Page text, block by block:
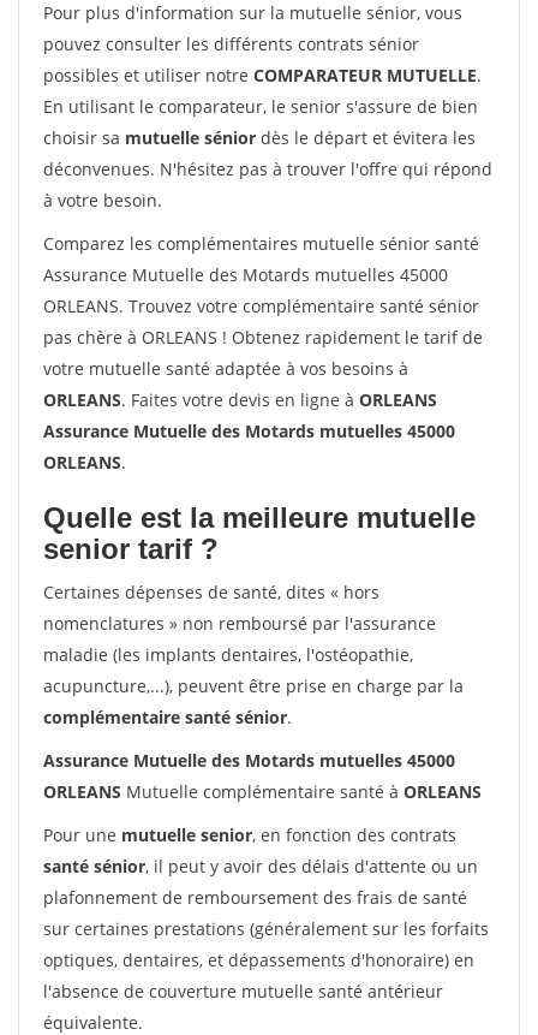
Pour plus d'information sur la mutuelle sénior, vous
pouvez consulter les différents contrats sénior
possibles et utiliser notre COMPARATEUR MUTUELLE.
En utilisant le comparateur, le senior s'assure de bien
choisir sa mutuelle sénior dès le départ et évitera les
déconvenues. N'hésitez pas à trouver l'offre qui répond
à votre besoin.
Comparez les complémentaires mutuelle sénior santé
Assurance Mutuelle des Motards mutuelles 45000
ORLEANS. Trouvez votre complémentaire santé sénior
pas chère à ORLEANS ! Obtenez rapidement le tarif de
votre mutuelle santé adaptée à vos besoins à
ORLEANS. Faites votre devis en ligne à ORLEANS
Assurance Mutuelle des Motards mutuelles 45000
ORLEANS.
Quelle est la meilleure mutuelle
senior tarif ?
Certaines dépenses de santé, dites « hors
nomenclatures » non remboursé par l'assurance
maladie (les implants dentaires, l'ostéopathie,
acupuncture,...), peuvent être prise en charge par la
complémentaire santé sénior.
Assurance Mutuelle des Motards mutuelles 45000
ORLEANS Mutuelle complémentaire santé à ORLEANS
Pour une mutuelle senior, en fonction des contrats
santé sénior, il peut y avoir des délais d'attente ou un
plafonnement de remboursement des frais de santé
sur certaines prestations (généralement sur les forfaits
optiques, dentaires, et dépassements d'honoraire) en
l'absence de couverture mutuelle santé antérieur
équivalente.